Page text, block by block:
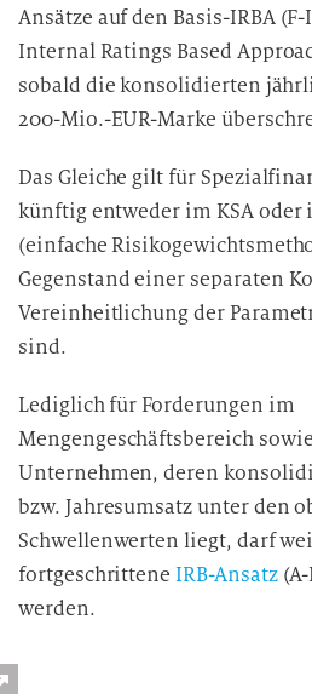
Ansätze auf den Basis-IRBA
Internal Ratings Based
sobald die konsolidierten
200-Mio.-EUR-Marke
Das Gleiche gilt für
künftig entweder im KSA oder
(einfache
Gegenstand einer separaten
Vereinheitlichung der
sind.
Lediglich für Forderungen im
Mengengeschäftsbereich
Unternehmen, deren
bzw. Jahresumsatz unter den
Schwellenwerten liegt, darf
fortgeschritteneIRB-Ansatz(A-
werden.